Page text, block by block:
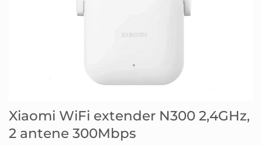
Xiaomi WiFi extender N300 2,4GHz,
2 antene 300Mbps